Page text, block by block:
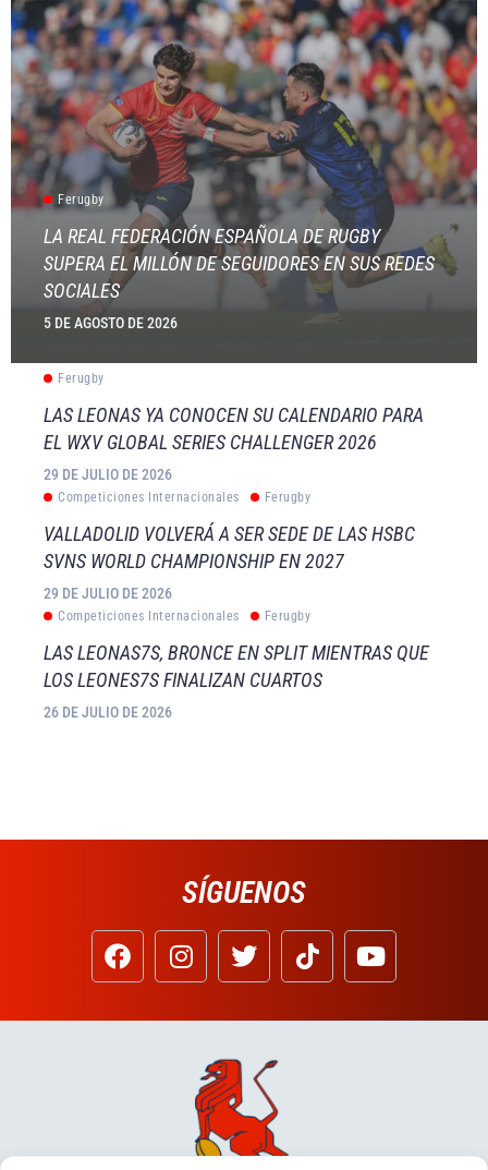
Ferugby
LA REAL FEDERACIÓN ESPAÑOLA DE RUGBY
SUPERA EL MILLÓN DE SEGUIDORES EN SUS REDES
SOCIALES
5 DE AGOSTO DE 2026
Ferugby
LAS LEONAS YA CONOCEN SU CALENDARIO PARA
EL WXV GLOBAL SERIES CHALLENGER 2026
29 DE JULIO DE 2026
Competiciones Internacionales Ferugby
VALLADOLID VOLVERÁ A SER SEDE DE LAS HSBC
SVNS WORLD CHAMPIONSHIP EN 2027
29 DE JULIO DE 2026
Competiciones Internacionales Ferugby
LAS LEONAS7S, BRONCE EN SPLIT MIENTRAS QUE
LOS LEONES7S FINALIZAN CUARTOS
26 DE JULIO DE 2026
SÍGUENOS